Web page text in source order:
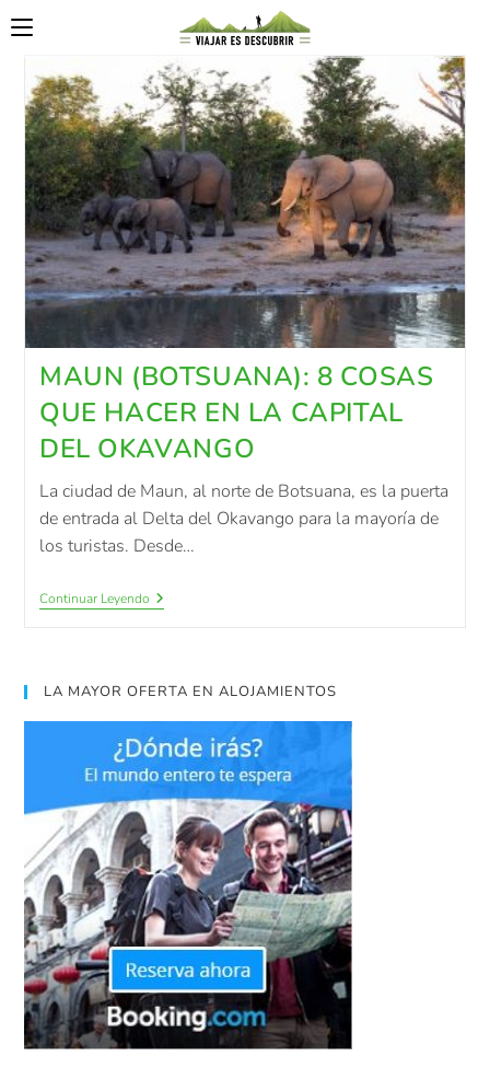
MAUN (BOTSUANA): 8 COSAS
QUE HACER EN LA CAPITAL
DEL OKAVANGO
La ciudad de Maun, al norte de Botsuana, es la puerta
de entrada al Delta del Okavango para la mayoría de
los turistas. Desde…
Continuar Leyendo
LA MAYOR OFERTA EN ALOJAMIENTOS